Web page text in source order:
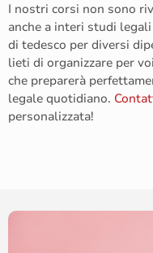
I nostri corsi non sono
anche a interi studi legali
di tedesco per diversi
lieti di organizzare per
che preparerà
legale quotidiano.
personalizzata!